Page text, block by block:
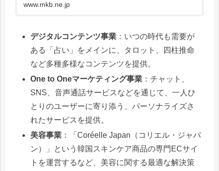
www.mkb.ne.jp
デジタルコンテンツ事業 ：いつの時代も需要が
ある「占い」をメインに、タロット、四柱推命
など多種多様なコンテンツを提供。
One to Oneマーケティング事業 ：チャット、
SNS、音声通話サービスなどを通じて、一人ひ
とりのユーザーに寄り添う、パーソナライズさ
れたサービスを提供。
美容事業 ：「Coréelle Japan（コリエル・ジャパ
ン）」という韓国スキンケア商品の専門ECサイ
トを運営するなど、美容に関する最適な解決策